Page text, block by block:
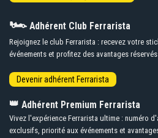
🏎️ Adhérent Club Ferrarista
Rejoignez le club Ferrarista : recevez votre
événements et profitez des avantages
👑 Adhérent Premium Ferrarista
Vivez l'expérience Ferrarista ultime : numéro
exclusifs, priorité aux événements et